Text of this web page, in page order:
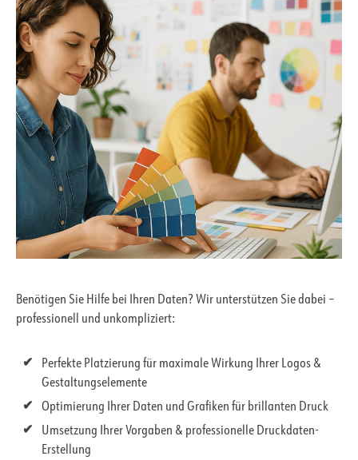
Benötigen Sie Hilfe bei Ihren Daten? Wir unterstützen Sie dabei –
professionell und unkompliziert:
Perfekte Platzierung für maximale Wirkung Ihrer Logos &
Gestaltungselemente
Optimierung Ihrer Daten und Grafiken für brillanten Druck
Umsetzung Ihrer Vorgaben & professionelle Druckdaten-
Erstellung